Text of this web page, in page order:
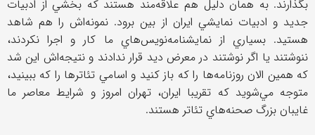
بگذارند. به همان دليل هم علاقه‌مند هستند كه بخشي از ادبيات
جديد و ادبيات نمايشي ايران از بين برود. نمونه‌اش را هم شاهد
هستيد. بسياري از نمايشنامه‌نويس‌هاي ما كار و اجرا نكردند،
ننوشتند يا اگر نوشتند در معرض ديد قرار ندادند و نتيجه‌اش اين شد
كه همين الان روزنامه‌ها را كه باز كنيد و اسامي تئاترها را كه ببينيد،
متوجه مي‌شويد كه تقريبا ايران، تهران امروز و شرايط معاصر ما
غايبان بزرگ صحنه‌هاي تئاتر هستند.